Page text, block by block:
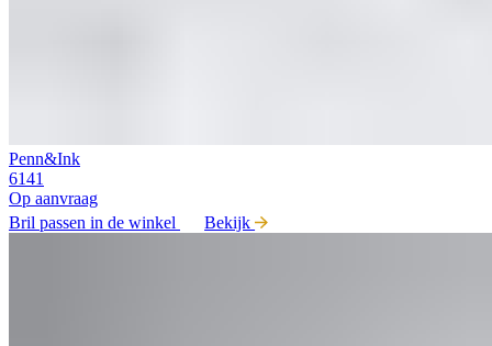
Penn&Ink
6141
Op aanvraag
Bril passen in de winkel
Bekijk